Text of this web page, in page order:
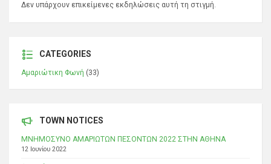
Δεν υπάρχουν επικείμενες εκδηλώσεις αυτή τη στιγμή.
CATEGORIES
Αμαριώτικη Φωνή (33)
TOWN NOTICES
ΜΝΗΜΟΣΥΝΟ ΑΜΑΡΙΩΤΩΝ ΠΕΣΟΝΤΩΝ 2022 ΣΤΗΝ ΑΘΗΝΑ
12 Ιουνίου 2022